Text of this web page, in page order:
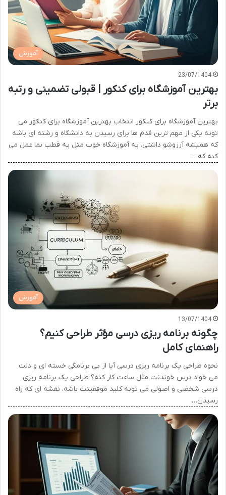
آموزش
23/07/1404
بهترین آموزشگاه برای کنکور | قبولی تضمینی و رتبه
برتر
بهترین آموزشگاه برای کنکور انتخاب بهترین آموزشگاه برای کنکور می
تونه یکی از مهم ترین قدم ها برای رسیدن به دانشگاه و رشته ای باشه
که همیشه آرزوشو داشتی. یه آموزشگاه خوب مثل یه قطب نما عمل می
کنه که…
آموزش
13/07/1404
چگونه برنامه ریزی درسی مؤثر طراحی کنیم؟
راهنمای کامل
نحوه طراحی یک برنامه ریزی درسی آیا از بی برنامگی خسته ای و دلت
می خواد درس خوندنت مثل ساعت کار کنه؟ طراحی یک برنامه ریزی
درسی شخصی و اصولی می تونه کلید موفقیتت باشه، نقشه ای که راه
رسیدن…